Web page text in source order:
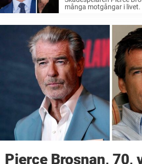
många motgångar i
tvingades han säga upp
äldsta son Christopher. ...
Pierce Brosnan, 70,